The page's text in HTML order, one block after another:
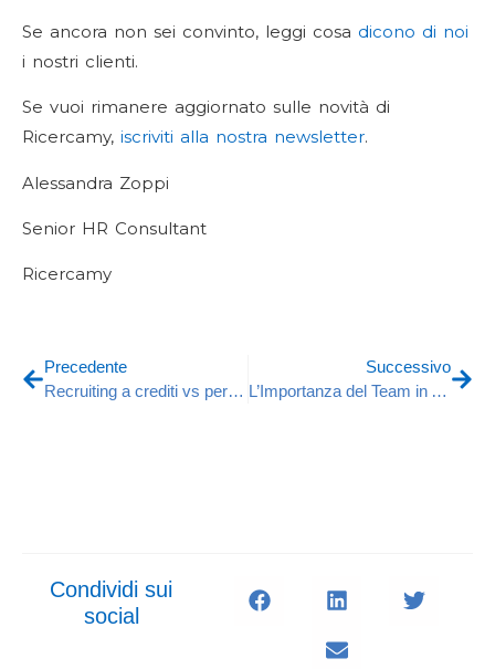
Se ancora non sei convinto, leggi cosa dicono di noi
i nostri clienti.
Se vuoi rimanere aggiornato sulle novità di
Ricercamy, iscriviti alla nostra newsletter.
Alessandra Zoppi
Senior HR Consultant
Ricercamy
Precedente
Recruiting a crediti vs percentuale RAL: come risparmiare
Successivo
L’Importanza del Team in Azienda: La Chiave per il Successo Organizzativo
Condividi sui
social